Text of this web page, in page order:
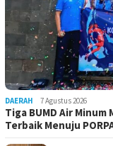
DAERAH 7 Agustus 2026
Tiga BUMD Air
Terbaik Menuju